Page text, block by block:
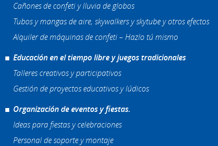
Cañones de confeti y lluvia de globos
Tubos y mangas de aire, skywalkers y skytube y otros efectos
Alquiler de máquinas de confeti – Hazlo tú mismo
Educación en el tiempo libre y juegos tradicionales
Talleres creativos y participativos
Gestión de proyectos educativos y lúdicos
Organización de eventos y fiestas.
Ideas para fiestas y celebraciones
Personal de soporte y montaje